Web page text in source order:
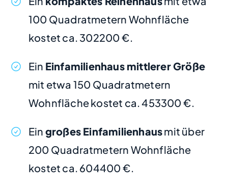
100 Quadratmetern Wohnfläche
kostet ca. 302200 €.
Ein Einfamilienhaus mittlerer Größe
mit etwa 150 Quadratmetern
Wohnfläche kostet ca. 453300 €.
Ein großes Einfamilienhausmit über
200 Quadratmetern Wohnfläche
kostet ca. 604400 €.